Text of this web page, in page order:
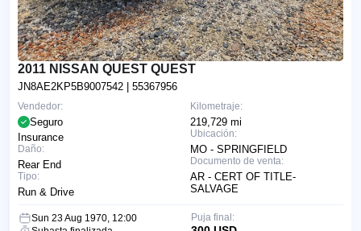
2011 NISSAN QUEST QUEST
JN8AE2KP5B9007542 | 55367956
Kilometraje:
219,729 mi
Ubicación:
MO - SPRINGFIELD
Documento de venta:
AR - CERT OF TITLE-
SALVAGE
Vendedor:
Seguro
Insurance
Daño:
Rear End
Tipo:
Run & Drive
Sun 23 Aug 1970, 12:00
Puja final: